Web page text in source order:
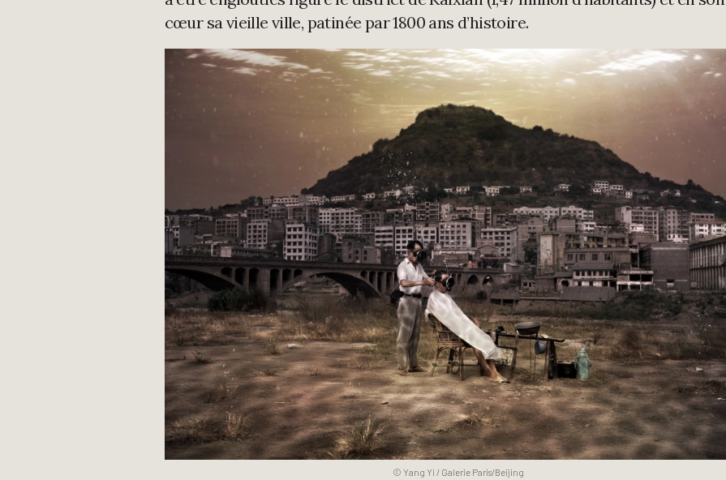
cœur sa vieille ville, patinée par 1800 ans d’histoire.
© Yang Yi / Galerie Paris/Beijing